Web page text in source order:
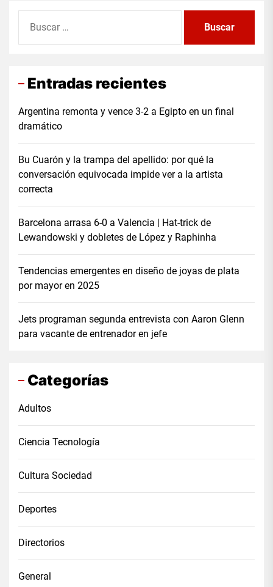
Entradas recientes
Argentina remonta y vence 3-2 a Egipto en un final
dramático
Bu Cuarón y la trampa del apellido: por qué la
conversación equivocada impide ver a la artista
correcta
Barcelona arrasa 6-0 a Valencia | Hat-trick de
Lewandowski y dobletes de López y Raphinha
Tendencias emergentes en diseño de joyas de plata
por mayor en 2025
Jets programan segunda entrevista con Aaron Glenn
para vacante de entrenador en jefe
Categorías
Adultos
Ciencia Tecnología
Cultura Sociedad
Deportes
Directorios
General